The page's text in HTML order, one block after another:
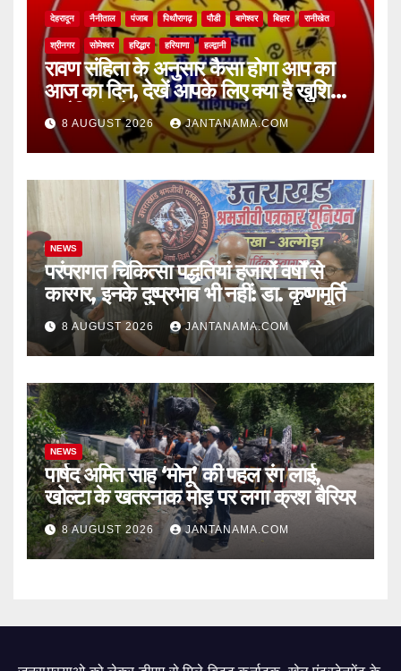
देहरादून नैनीताल पंजाब पिथौरागढ़ पौडी बागेश्वर बिहार रानीखेत
श्रीनगर सोमेश्वर हरिद्धार हरियाणा हल्द्वानी
रावण संहिता के अनुसार कैसा होगा आप का
आज का दिन, देखें आपके लिए क्या है खुशियां,
चुनौतियां और नए अवसर
8 AUGUST 2026 JANTANAMA.COM
NEWS
परंपरागत चिकित्सा पद्धतियां हजारों वर्षों से
कारगर, इनके दुष्प्रभाव भी नहीं: डा. कृष्णमूर्ति
8 AUGUST 2026 JANTANAMA.COM
NEWS
पार्षद अमित साह ‘मोनू’ की पहल रंग लाई,
खोल्टा के खतरनाक मोड़ पर लगा क्रश बैरियर
8 AUGUST 2026 JANTANAMA.COM